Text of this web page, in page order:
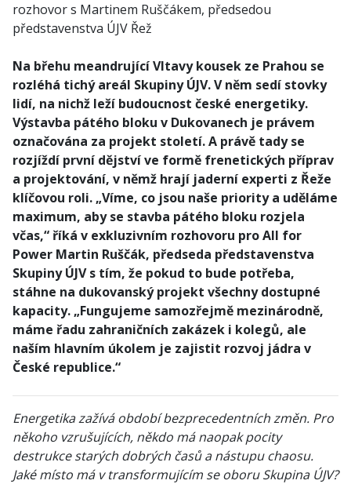
rozhovor s Martinem Ruščákem, předsedou
představenstva ÚJV Řež
Na břehu meandrující Vltavy kousek ze Prahou se
rozléhá tichý areál Skupiny ÚJV. V něm sedí stovky
lidí, na nichž leží budoucnost české energetiky.
Výstavba pátého bloku v Dukovanech je právem
označována za projekt století. A právě tady se
rozjíždí první dějství ve formě frenetických příprav
a projektování, v němž hrají jaderní experti z Řeže
klíčovou roli. „Víme, co jsou naše priority a uděláme
maximum, aby se stavba pátého bloku rozjela
včas,“ říká v exkluzivním rozhovoru pro All for
Power Martin Ruščák, předseda představenstva
Skupiny ÚJV s tím, že pokud to bude potřeba,
stáhne na dukovanský projekt všechny dostupné
kapacity. „Fungujeme samozřejmě mezinárodně,
máme řadu zahraničních zakázek i kolegů, ale
naším hlavním úkolem je zajistit rozvoj jádra v
České republice.“
Energetika zažívá období bezprecedentních změn. Pro
někoho vzrušujících, někdo má naopak pocity
destrukce starých dobrých časů a nástupu chaosu.
Jaké místo má v transformujícím se oboru Skupina ÚJV?